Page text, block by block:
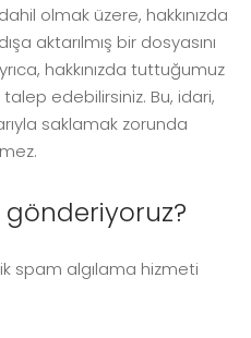
olmak üzere, hakkınızda
aktarılmış bir dosyasını
hakkınızda tuttuğumuz
edebilirsiniz. Bu, idari,
saklamak zorunda
gönderiyoruz?
spam algılama hizmeti